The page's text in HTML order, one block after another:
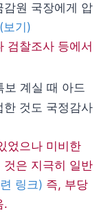
원 국장에게 압
(보기)
검찰조사 등에서
보 계실 때 아드
한 것도 국정감사
었으나 미비한
것은 지극히 일반
링크) 즉, 부당
.